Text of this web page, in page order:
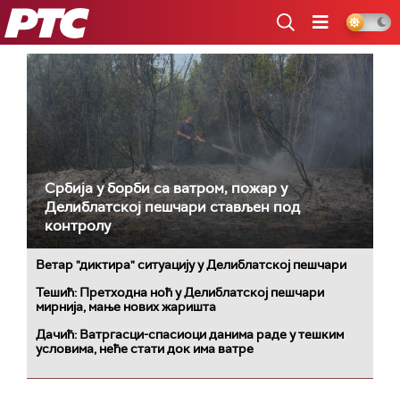
РТС
Србија у борби са ватром, пожар у
Делиблатској пешчари стављен под
контролу
Ветар "диктира" ситуацију у Делиблатској пешчари
Тешић: Претходна ноћ у Делиблатској пешчари
мирнија, мање нових жаришта
Дачић: Ватргасци-спасиоци данима раде у тешким
условима, неће стати док има ватре